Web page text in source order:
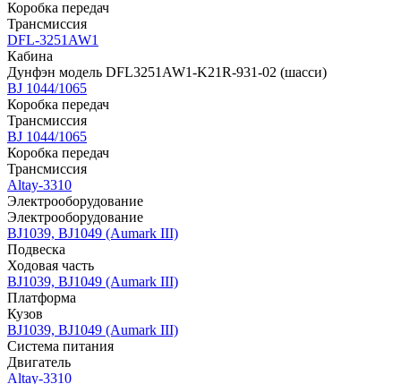
Коробка передач
Трансмиссия
DFL-3251AW1
Кабина
Дунфэн модель DFL3251AW1-K21R-931-02 (шасси)
BJ 1044/1065
Коробка передач
Трансмиссия
BJ 1044/1065
Коробка передач
Трансмиссия
Altay-3310
Электрооборудование
Электрооборудование
BJ1039, BJ1049 (Aumark III)
Подвеска
Ходовая часть
BJ1039, BJ1049 (Aumark III)
Платформа
Кузов
BJ1039, BJ1049 (Aumark III)
Система питания
Двигатель
Altay-3310